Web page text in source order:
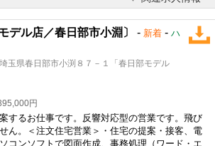
デル店／春日部市小淵〕 - 新着 - ハ
玉県春日部市小渕８７－１「春日部モデル
円
するお仕事です。反響対応型の営業です。飛び
ん。＜注文住宅営業＞・住宅の提案・接客、電
コンソフトで図面作成、事務処理（ワード・エ